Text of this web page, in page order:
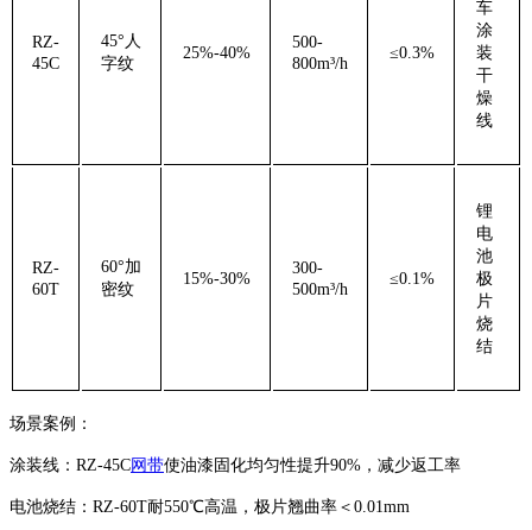
RZ-
45C
45°人
字纹
25%-40%
500-
800m³/h
≤0.3%
车
涂
装
干
燥
线
RZ-
60T
60°加
密纹
15%-30%
300-
500m³/h
≤0.1%
锂
电
池
极
片
烧
结
场景案例：
‌涂装线‌：RZ-45C网带使油漆固化均匀性提升90%，减少返工率
‌电池烧结‌：RZ-60T耐550℃高温，极片翘曲率＜0.01mm